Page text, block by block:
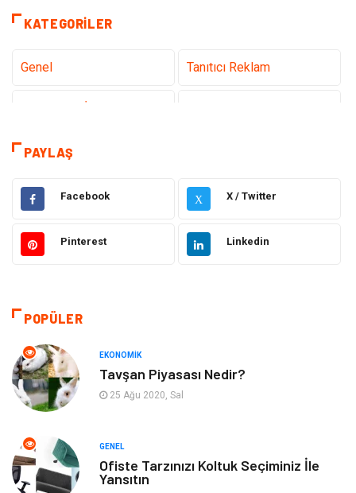
KATEGORILER
Genel Tanıtıcı Reklam
Teknoloji & İnternet
teknoloji
Hukuk Giyim
Elektronik Makine
Sağlıklı Yaşam
Otomotiv
Tatil
Yeme & İçme Spor
PAYLAŞ
Facebook X X / Twitter
Pinterest Linkedin
POPÜLER
EKONOMIK
Tavşan Piyasası Nedir?
25 Ağu 2020, Sal
GENEL
Ofiste Tarzınızı Koltuk Seçiminiz İle
Yansıtın